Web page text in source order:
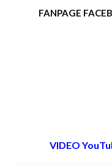
FANPAGE
VIDEO